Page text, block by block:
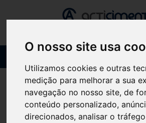
O nosso site usa
Utilizamos cookies e outras
medição para melhorar a sua
navegação no nosso site, de
conteúdo personalizado,
direcionados, analisar o